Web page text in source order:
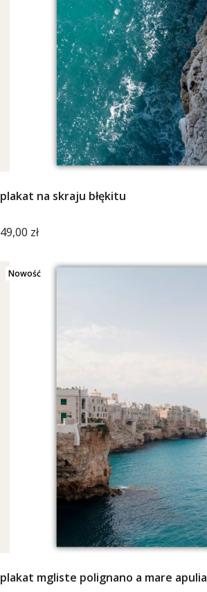
plakat na skraju błękitu
Cena
49,00 zł
Nowość
plakat mgliste polignano a mare apulia